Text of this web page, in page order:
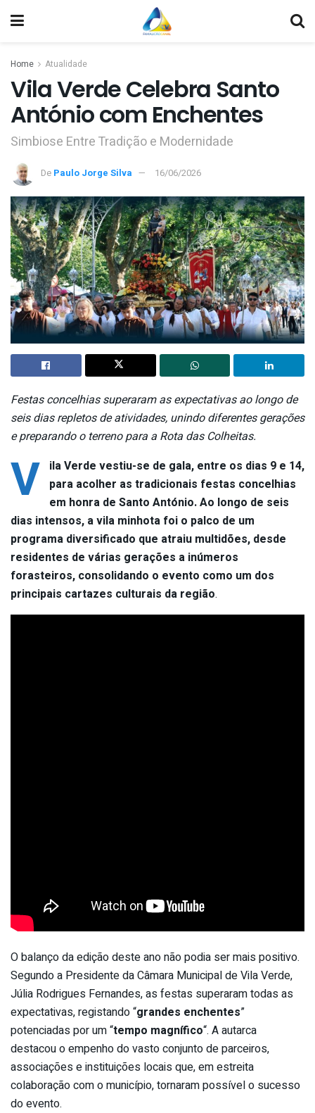
Home Atualidade
Vila Verde Celebra Santo
António com Enchentes
Simbiose Entre Tradição e Modernidade
De Paulo Jorge Silva 16/06/2026
Festas concelhias superaram as expectativas ao longo de
seis dias repletos de atividades, unindo diferentes gerações
e preparando o terreno para a Rota das Colheitas.
V ila Verde vestiu-se de gala, entre os dias 9 e 14,
para acolher as tradicionais festas concelhias
em honra de Santo António. Ao longo de seis
dias intensos, a vila minhota foi o palco de um
programa diversificado que atraiu multidões, desde
residentes de várias gerações a inúmeros
forasteiros, consolidando o evento como um dos
principais cartazes culturais da região.
O balanço da edição deste ano não podia ser mais positivo.
Segundo a Presidente da Câmara Municipal de Vila Verde,
Júlia Rodrigues Fernandes, as festas superaram todas as
expectativas, registando “grandes enchentes”
potenciadas por um “tempo magnífico“. A autarca
destacou o empenho do vasto conjunto de parceiros,
associações e instituições locais que, em estreita
colaboração com o município, tornaram possível o sucesso
do evento.